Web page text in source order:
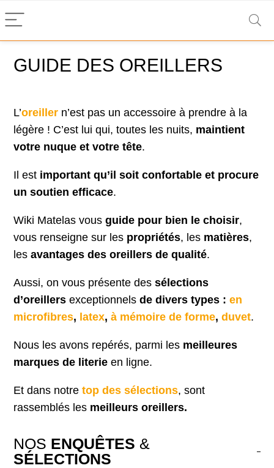
GUIDE DES OREILLERS
L’oreiller n’est pas un accessoire à prendre à la
légère ! C’est lui qui, toutes les nuits, maintient
votre nuque et votre tête.
Il est important qu’il soit confortable et procure
un soutien efficace.
Wiki Matelas vousguide pour bien le choisir,
vous renseigne sur les propriétés, les matières,
lesavantages des oreillers de qualité.
Aussi, on vous présente dessélections
d’oreillers exceptionnelsde divers types : en
microfibres, latex,à mémoire de forme,duvet.
Nous les avons repérés, parmi les meilleures
marques de literie en ligne.
Et dans notre top des sélections, sont
rassemblés les meilleurs oreillers.
NOS ENQUÊTES &
SÉLECTIONS